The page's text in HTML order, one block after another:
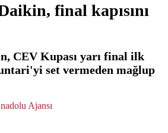
final kapısını
CEV Kupası yarı final ilk
set vermeden mağlup
Ajansı